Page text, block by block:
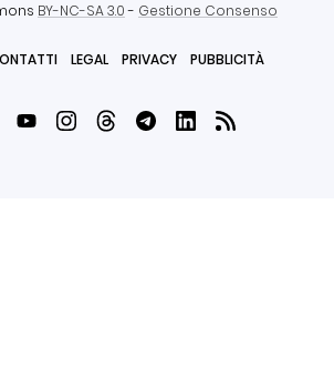
BY-NC-SA 3.0- Gestione Consenso
LEGAL PRIVACY PUBBLICITÀ